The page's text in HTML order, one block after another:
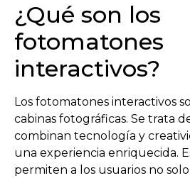
¿Qué son los
fotomatones
interactivos?
Los fotomatones interactivos
cabinas fotográficas. Se trata
combinan tecnología y
una experiencia enriquecida.
permiten a los usuarios no